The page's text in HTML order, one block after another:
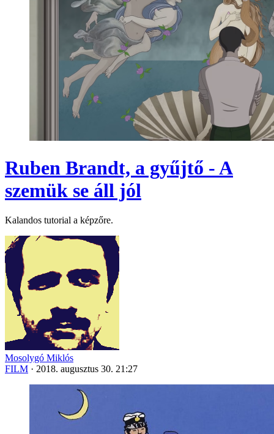
Ruben Brandt, a gyűjtő - A
szemük se áll jól
Kalandos tutorial a képzőre.
Mosolygó Miklós
FILM · 2018. augusztus 30. 21:27